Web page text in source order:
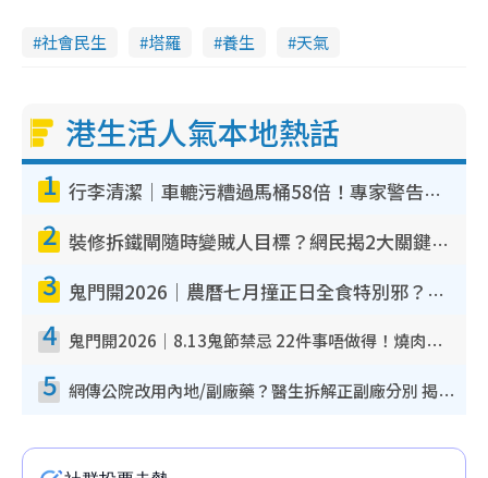
社會民生 塔羅 養生 天氣
港生活人氣本地熱話
1 行李清潔｜車轆污糟過馬桶58倍！專家警告忌用酒精抹 教1招免污手除菌
2 裝修拆鐵閘隨時變賊人目標？網民揭2大關鍵用途：裝新式等於白裝？附新舊鐵閘分別
3 鬼門開2026｜農曆七月撞正日全食特別邪？專家警告切忌做一事！揭4大禁忌+2招保平安
4 鬼門開2026｜8.13鬼節禁忌 22件事唔做得！燒肉、刺身要少食？半夜勿吹口哨/打呢個電話
5 網傳公院改用內地/副廠藥？醫生拆解正副廠分別 揭4類人換藥隨時出事